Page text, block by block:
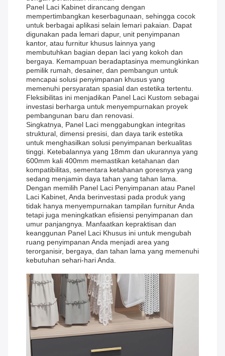
Panel Laci Kabinet dirancang dengan
mempertimbangkan keserbagunaan, sehingga cocok
untuk berbagai aplikasi selain lemari pakaian. Dapat
digunakan pada lemari dapur, unit penyimpanan
kantor, atau furnitur khusus lainnya yang
membutuhkan bagian depan laci yang kokoh dan
bergaya. Kemampuan beradaptasinya memungkinkan
pemilik rumah, desainer, dan pembangun untuk
mencapai solusi penyimpanan khusus yang
memenuhi persyaratan spasial dan estetika tertentu.
Fleksibilitas ini menjadikan Panel Laci Kustom sebagai
investasi berharga untuk menyempurnakan proyek
pembangunan baru dan renovasi.
Singkatnya, Panel Laci menggabungkan integritas
struktural, dimensi presisi, dan daya tarik estetika
untuk menghasilkan solusi penyimpanan berkualitas
tinggi. Ketebalannya yang 18mm dan ukurannya yang
600mm kali 400mm memastikan ketahanan dan
kompatibilitas, sementara ketahanan goresnya yang
sedang menjamin daya tahan yang tahan lama.
Dengan memilih Panel Laci Penyimpanan atau Panel
Laci Kabinet, Anda berinvestasi pada produk yang
tidak hanya menyempurnakan tampilan furnitur Anda
tetapi juga meningkatkan efisiensi penyimpanan dan
umur panjangnya. Manfaatkan kepraktisan dan
keanggunan Panel Laci Khusus ini untuk mengubah
ruang penyimpanan Anda menjadi area yang
terorganisir, bergaya, dan tahan lama yang memenuhi
kebutuhan sehari-hari Anda.